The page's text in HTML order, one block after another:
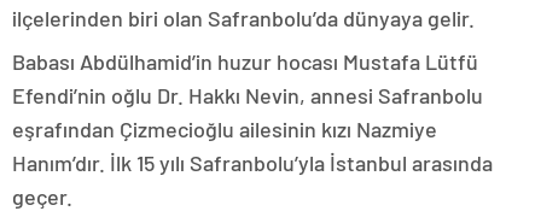
ilçelerinden biri olan Safranbolu’da dünyaya gelir.
Babası Abdülhamid’in huzur hocası Mustafa Lütfü
Efendi’nin oğlu Dr. Hakkı Nevin, annesi Safranbolu
eşrafından Çizmecioğlu ailesinin kızı Nazmiye
Hanım’dır. İlk 15 yılı Safranbolu’yla İstanbul arasında
geçer.